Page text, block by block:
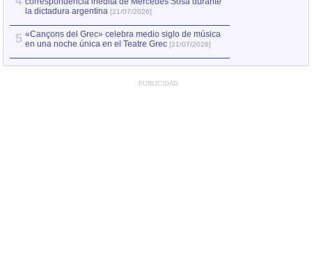
la dictadura argentina [21/07/2026]
5 «Cançons del Grec» celebra medio siglo de música
en una noche única en el Teatre Grec [21/07/2026]
PUBLICIDAD